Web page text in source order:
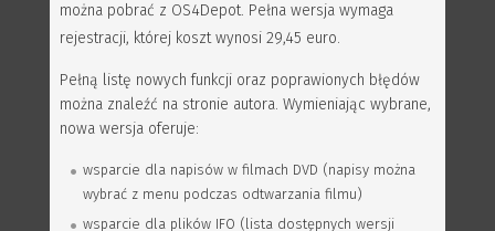
można pobrać z OS4Depot. Pełna wersja wymaga
rejestracji, której koszt wynosi 29,45 euro.
Pełną listę nowych funkcji oraz poprawionych błędów
można znaleźć na stronie autora. Wymieniając wybrane,
nowa wersja oferuje:
wsparcie dla napisów w filmach DVD (napisy można
wybrać z menu podczas odtwarzania filmu)
wsparcie dla plików IFO (lista dostępnych wersji